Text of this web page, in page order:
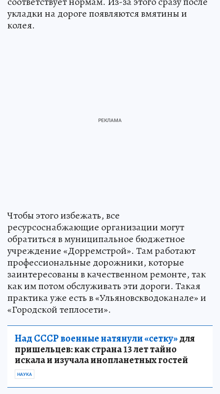
укладки на дороге появляются вмятины и
колея.
Чтобы этого избежать, все
ресурсоснабжающие организации могут
обратиться в муниципальное бюджетное
учреждение «Дорремстрой». Там работают
профессиональные дорожники, которые
заинтересованы в качественном ремонте, так
как им потом обслуживать эти дороги. Такая
практика уже есть в «Ульяновскводоканале» и
«Городской теплосети».
Над СССР военные натянули «сетку»для
пришельцев: как страна 13 лет тайно
искала и изучала инопланетных гостей
НАУКА